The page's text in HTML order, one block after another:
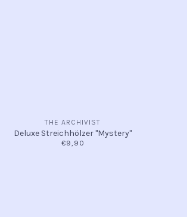
THE ARCHIVIST
Deluxe Streichhölzer "Mystery"
€9,90